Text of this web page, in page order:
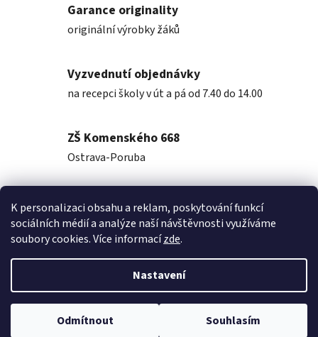
K personalizaci obsahu a reklam, poskytování funkcí
sociálních médií a analýze naší návštěvnosti využíváme
soubory cookies. Více informacízde.
Nastavení
Odmítnout Souhlasím
Garance originality
originální výrobky žáků
Vyzvednutí objednávky
na recepci školy v út a pá od 7.40 do 14.00
ZŠ Komenského 668
Ostrava-Poruba
Popis
Diskuze
Vytvořil Shoptet
Copyright 2026KomenskyShop
. Všechna práva vyhrazena.